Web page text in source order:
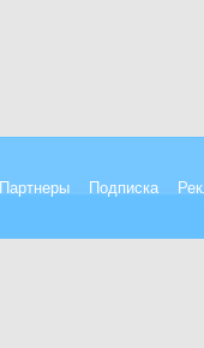
Партнеры Подписка